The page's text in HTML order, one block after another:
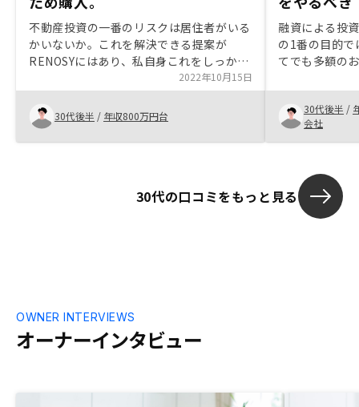
不動産投資の一番のリスクは居住者がいる
かいないか。これを解決できる提案が
RENOSYにはあり、私自身これをしっかり
解決できれば税金対策も含めて投資をした
かったという経緯があった。そのため今回
御社を選んだ。
2022年10月15日
30代後半 / 年収800万円台
融資による投
の1番の目的
てでも多額の
から毎月払っ
か分からない
ではないでし
で真剣に付き
30代後半 /
会社
30代の口コミをもっと見る
オーナーインタビュー
OWNER INTERVIEWS